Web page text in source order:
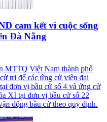
cam kết vì cuộc sống
Đà Nẵng
MTTQ Việt Nam thành phố
tri để các ứng cử viên đại
đơn vị bầu cử số 4 và ứng cử
XI tại đơn vị bầu cử số 22
động bầu cử theo quy định.